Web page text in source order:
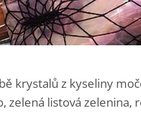
krystalů z kyseliny
zelená listová